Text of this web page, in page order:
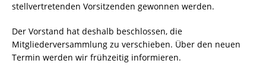
stellvertretenden Vorsitzenden gewonnen werden.
Der Vorstand hat deshalb beschlossen, die
Mitgliederversammlung zu verschieben. Über den neuen
Termin werden wir frühzeitig informieren.